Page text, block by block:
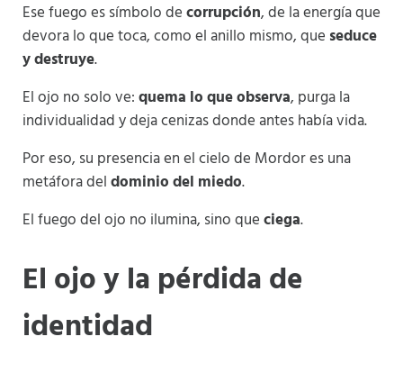
Ese fuego es símbolo decorrupción, de la energía que
devora lo que toca, como el anillo mismo, que seduce
y destruye.
El ojo no solo ve:quema lo que observa, purga la
individualidad y deja cenizas donde antes había vida.
Por eso, su presencia en el cielo de Mordor es una
metáfora deldominio del miedo.
El fuego del ojo no ilumina, sino queciega.
El ojo y la pérdida de
identidad